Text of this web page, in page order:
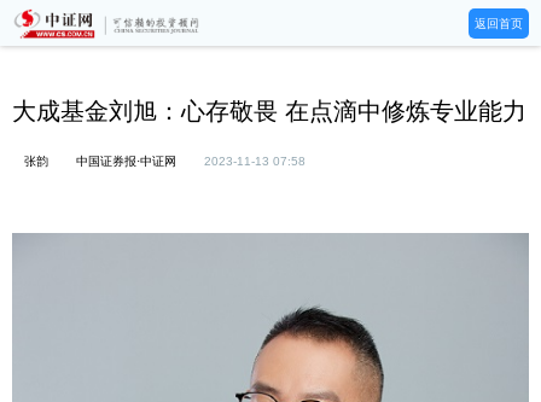
返回首页
大成基金刘旭：心存敬畏 在点滴中修炼专业能力
张韵 中国证券报·中证网 2023-11-13 07:58